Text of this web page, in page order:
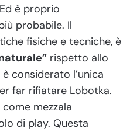
è proprio
probabile. Il
fisiche e tecniche, è
rispetto allo
considerato l’unica
far rifiatare Lobotka.
mezzala
di play. Questa